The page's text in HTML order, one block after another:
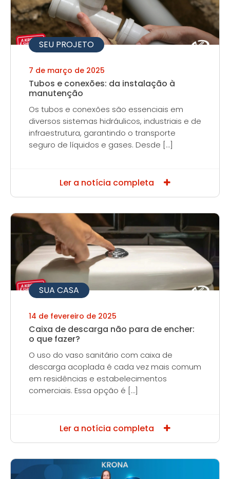
SEU PROJETO
7 de março de 2025
Tubos e conexões: da instalação à
manutenção
Os tubos e conexões são essenciais em
diversos sistemas hidráulicos, industriais e de
infraestrutura, garantindo o transporte
seguro de líquidos e gases. Desde […]
Ler a notícia completa
SUA CASA
14 de fevereiro de 2025
Caixa de descarga não para de encher:
o que fazer?
O uso do vaso sanitário com caixa de
descarga acoplada é cada vez mais comum
em residências e estabelecimentos
comerciais. Essa opção é […]
Ler a notícia completa